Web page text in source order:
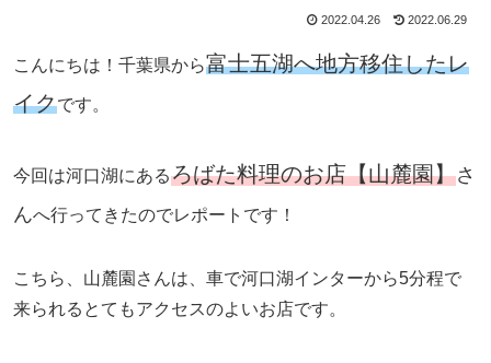
2022.04.26 2022.06.29
こんにちは！千葉県から富士五湖へ地方移住したレ
イクです。
今回は河口湖にあるろばた料理のお店【山麓園】さ
んへ行ってきたのでレポートです！
こちら、山麓園さんは、車で河口湖インターから5分程で
来られるとてもアクセスのよいお店です。